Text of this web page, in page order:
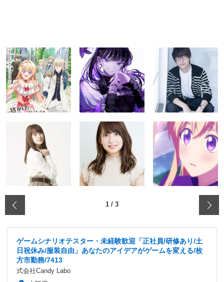
1 / 3
ゲームシナリオテスター・未経験歓迎「正社員/研修あり/土
日祝休み/服装自由」あなたのアイデアがゲームを変える/枚
方市勤務/7413
式会社Candy Labo